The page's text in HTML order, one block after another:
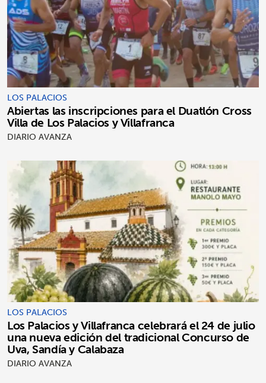
LOS PALACIOS
Abiertas las inscripciones para el Duatlón Cross
Villa de Los Palacios y Villafranca
DIARIO AVANZA
LOS PALACIOS
Los Palacios y Villafranca celebrará el 24 de julio
una nueva edición del tradicional Concurso de
Uva, Sandía y Calabaza
DIARIO AVANZA